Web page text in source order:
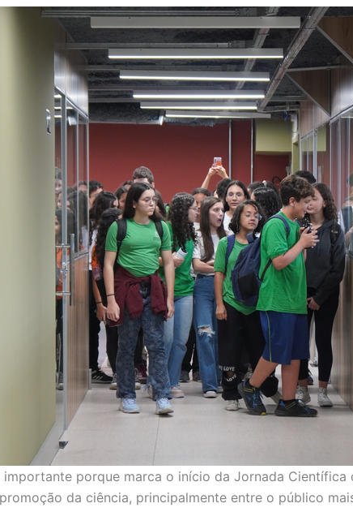
porque marca o início da Jornada
da ciência, principalmente entre o público